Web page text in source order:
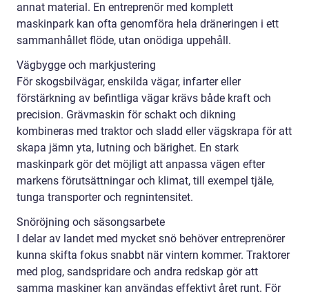
annat material. En entreprenör med komplett
maskinpark kan ofta genomföra hela dräneringen i ett
sammanhållet flöde, utan onödiga uppehåll.
Vägbygge och markjustering
För skogsbilvägar, enskilda vägar, infarter eller
förstärkning av befintliga vägar krävs både kraft och
precision. Grävmaskin för schakt och dikning
kombineras med traktor och sladd eller vägskrapa för att
skapa jämn yta, lutning och bärighet. En stark
maskinpark gör det möjligt att anpassa vägen efter
markens förutsättningar och klimat, till exempel tjäle,
tunga transporter och regnintensitet.
Snöröjning och säsongsarbete
I delar av landet med mycket snö behöver entreprenörer
kunna skifta fokus snabbt när vintern kommer. Traktorer
med plog, sandspridare och andra redskap gör att
samma maskiner kan användas effektivt året runt. För